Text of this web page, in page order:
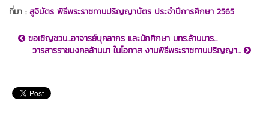
ที่มา :สูจิบัตร พิธีพระราชทานปริญญาบัตร ประจำปีการศึกษา 2565
ขอเชิญชวน...อาจารย์บุคลากร และนักศึกษา มทร.ล้านนาร...
วารสารราชมงคลล้านนา ในโอกาส งานพิธีพระราชทานปริญญา...